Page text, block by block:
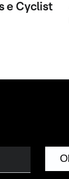
e Cyclist